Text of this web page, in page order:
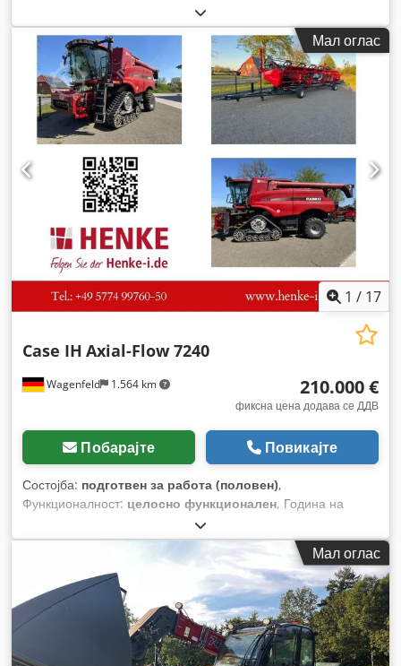
Мал оглас
1 / 17
Wagenfeld 1.564 km
Case IH Axial-Flow 7240
210.000 €
фиксна цена додава се ДДВ
Побарајте Повикајте
Состојба: подготвен за работа (половен),
Функционалност: целосно функционален, Година на
, работни часови:
(497,62 коњски сили), тип на гориво:дизел, максимална
, прва регистрација:
, следен
преглед (TÜV):07/2026 , димензија на задна гума:500/85
R24, број на машина/возило:YHG233775, Опрема:кабина,
клима уред, косачка за силовина, осветлување,
приклучок за приколка,
Мал оглас